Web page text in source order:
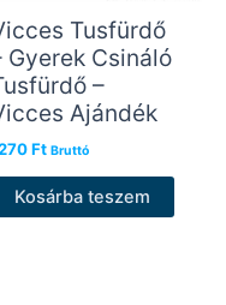
Tusfürdő
Gyerek Csináló
–
Ajándék
Ft Bruttó
Kosárba teszem